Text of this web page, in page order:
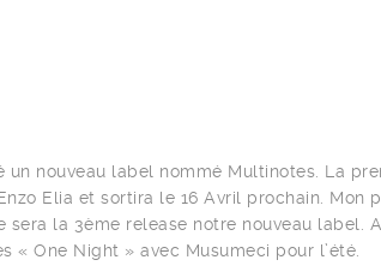
nouveau label nommé Multinotes. La
Elia et sortira le 16 Avril prochain. Mon
la 3ème release notre nouveau label.
« One Night » avec Musumeci pour l’été.